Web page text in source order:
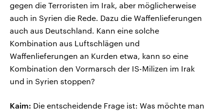
gegen die Terroristen im Irak, aber möglicherweise
auch in Syrien die Rede. Dazu die Waffenlieferungen
auch aus Deutschland. Kann eine solche
Kombination aus Luftschlägen und
Waffenlieferungen an Kurden etwa, kann so eine
Kombination den Vormarsch der IS-Milizen im Irak
und in Syrien stoppen?
Kaim: Die entscheidende Frage ist: Was möchte man